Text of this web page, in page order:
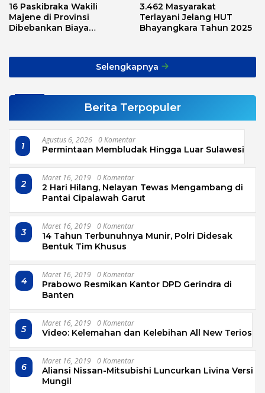
16 Paskibraka Wakili
Majene di Provinsi
Dibebankan Biaya
3.462 Masyarakat
Terlayani Jelang HUT
Bhayangkara Tahun 2025
Selengkapnya
Berita Terpopuler
1
Agustus 6, 2026 0 Komentar
Permintaan Membludak Hingga Luar Sulawesi
2
Maret 16, 2019 0 Komentar
2 Hari Hilang, Nelayan Tewas Mengambang di
Pantai Cipalawah Garut
3
Maret 16, 2019 0 Komentar
14 Tahun Terbunuhnya Munir, Polri Didesak
Bentuk Tim Khusus
4
Maret 16, 2019 0 Komentar
Prabowo Resmikan Kantor DPD Gerindra di
Banten
5
Maret 16, 2019 0 Komentar
Video: Kelemahan dan Kelebihan All New Terios
6
Maret 16, 2019 0 Komentar
Aliansi Nissan-Mitsubishi Luncurkan Livina Versi
Mungil